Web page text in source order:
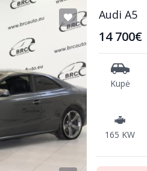
Audi A5
14 700€
Kupė
165 KW